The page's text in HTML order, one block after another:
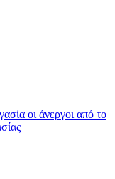
οι άνεργοι από το